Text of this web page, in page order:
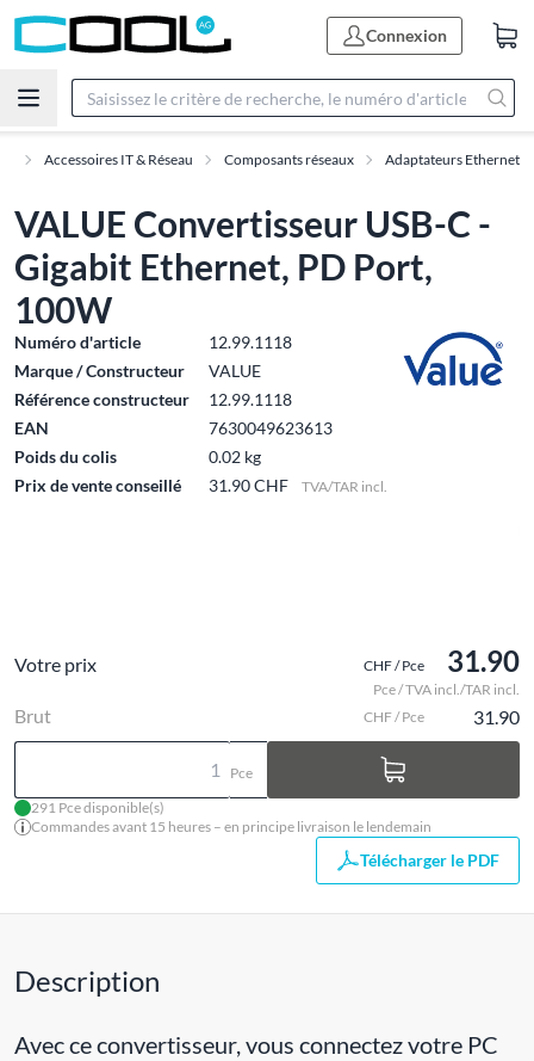
Connexion
Accessoires IT & Réseau Composants réseaux Adaptateurs Ethernet
VALUE Convertisseur USB-C -
Gigabit Ethernet, PD Port,
100W
Numéro d'article
12.99.1118
Marque / Constructeur
VALUE
Référence constructeur
12.99.1118
EAN
7630049623613
Poids du colis
0.02 kg
Prix de vente conseillé
31.90 CHF TVA/TAR incl.
Votre prix CHF / Pce 31.90
Pce / TVA incl./TAR incl.
Brut CHF / Pce 31.90
Pce
291 Pce disponible(s)
Commandes avant 15 heures – en principe livraison le lendemain
Télécharger le PDF
Description
Avec ce convertisseur, vous connectez votre PC